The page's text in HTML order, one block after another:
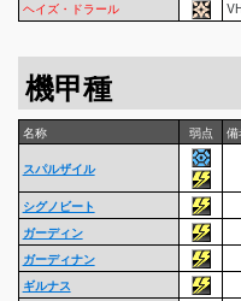
ヘイズ・ドラール
機甲種
名称 弱点
スパルザイル
シグノビート
ガーディン
ガーディナン
ギルナス